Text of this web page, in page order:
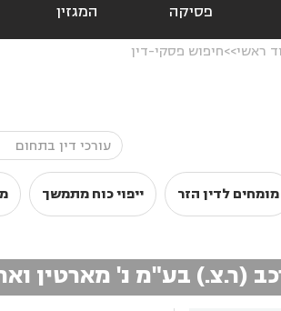
פסיקה המגזין
ראשי חיפוש פסקי-דין
מומחים לדין הזר ייפוי כוח מתמשך
(ר.צ.) בע"מ נ' מארטין